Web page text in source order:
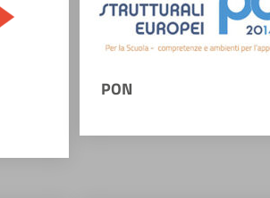
PON